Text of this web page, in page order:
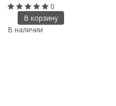
0
В корзину
В наличии